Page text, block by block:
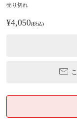
売り切れ
¥4,050(税込)